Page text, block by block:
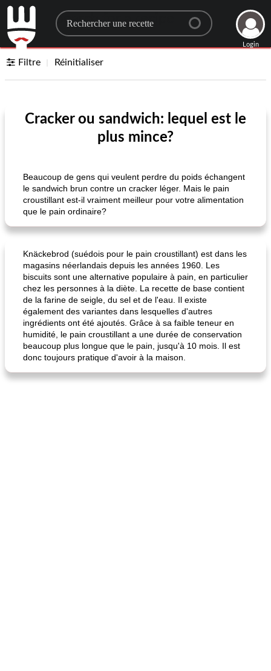
Search for a recipe
Login
Filtre Réinitialiser
Cracker ou sandwich: lequel est le
plus mince?
Beaucoup de gens qui veulent perdre du poids échangent
le sandwich brun contre un cracker léger. Mais le pain
croustillant est-il vraiment meilleur pour votre alimentation
que le pain ordinaire?
Knäckebrod (suédois pour le pain croustillant) est dans les
magasins néerlandais depuis les années 1960. Les
biscuits sont une alternative populaire à pain, en particulier
chez les personnes à la diète. La recette de base contient
de la farine de seigle, du sel et de l'eau. Il existe
également des variantes dans lesquelles d'autres
ingrédients ont été ajoutés. Grâce à sa faible teneur en
humidité, le pain croustillant a une durée de conservation
beaucoup plus longue que le pain, jusqu'à 10 mois. Il est
donc toujours pratique d'avoir à la maison.